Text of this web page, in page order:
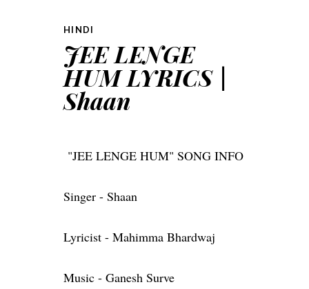
HINDI
JEE LENGE
HUM LYRICS |
Shaan
"JEE LENGE HUM" SONG INFO
Singer - Shaan
Lyricist - Mahimma Bhardwaj
Music - Ganesh Surve